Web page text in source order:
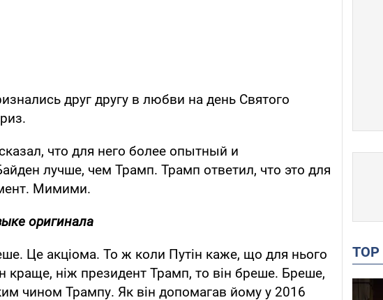
друг другу в любви на день Святого
что для него более опытный и
лучше, чем Трамп. Трамп ответил, что это для
Мимими.
оригинала
Це акціома. То ж коли Путін каже, що для нього
краще, ніж президент Трамп, то він бреше. Бреше,
чином Трампу. Як він допомагав йому у 2016